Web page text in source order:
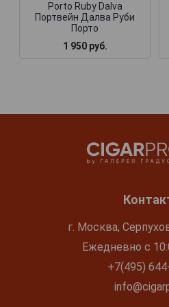
Porto Ruby Dalva
Портвейн Далва Руби
Порто
1 950 руб.
г. Москва,
Ежедневно с
+7(495)